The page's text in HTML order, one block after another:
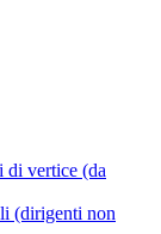
di vertice (da
(dirigenti non